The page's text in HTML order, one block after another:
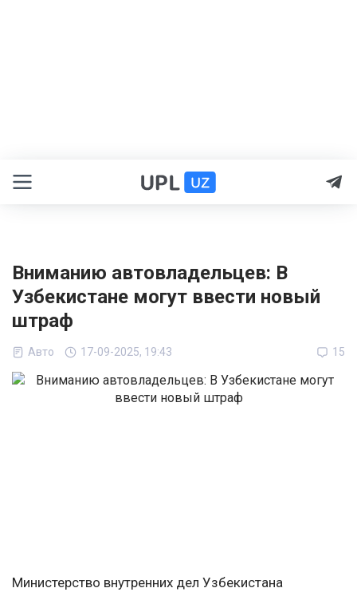
Вниманию автовладельцев: В
Узбекистане могут ввести новый
штраф
Авто 17-09-2025, 19:43 15
Министерство внутренних дел Узбекистана